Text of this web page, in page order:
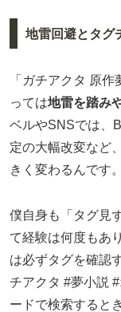
地雷回避とタグ
「ガチアクタ 原
っては地雷を踏み
ベルやSNSでは、
定の大幅改変など
きく変わるんです。
僕自身も「タグ見
て経験は何度もあ
は必ずタグを確認
チアクタ #夢小説
ードで検索すると